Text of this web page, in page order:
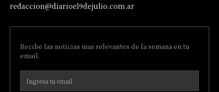
redaccion@diarioel9dejulio.com.ar
Recibe las noticias mas relevantes de la semana en tu
email.